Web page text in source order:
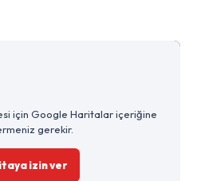
için Google Haritalar içeriğine
gerekir.
izin ver